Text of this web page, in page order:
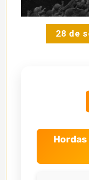
28 de
Hordas